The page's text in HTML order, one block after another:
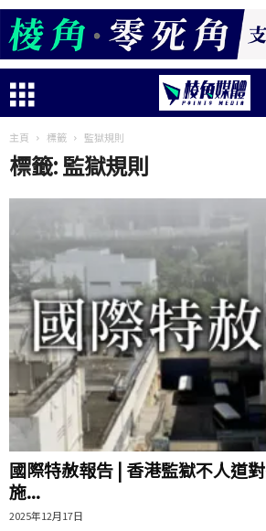
主頁 標籤 監獄規則
標籤: 監獄規則
國際特赦報告 | 香港監獄不人道
施...
2025年12月17日